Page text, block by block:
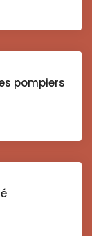
pompiers